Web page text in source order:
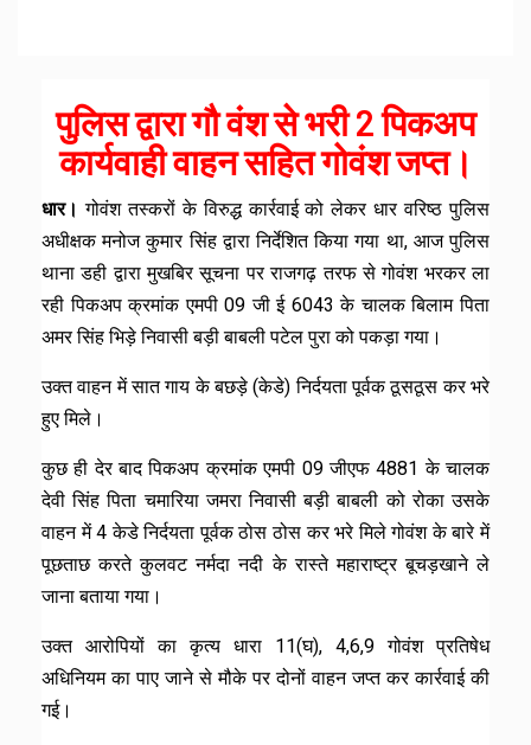
पुलिस द्वारा गौ वंश से भरी 2 पिकअप
कार्यवाही वाहन सहित गोवंश जप्त।
धार। गोवंश तस्करों के विरुद्ध कार्रवाई को लेकर धार वरिष्ठ पुलिस
अधीक्षक मनोज कुमार सिंह द्वारा निर्देशित किया गया था, आज पुलिस
थाना डही द्वारा मुखबिर सूचना पर राजगढ़ तरफ से गोवंश भरकर ला
रही पिकअप क्रमांक एमपी 09 जी ई 6043 के चालक बिलाम पिता
अमर सिंह भिड़े निवासी बड़ी बाबली पटेल पुरा को पकड़ा गया।
उक्त वाहन में सात गाय के बछड़े (केडे) निर्दयता पूर्वक ठूसठूस कर भरे
हुए मिले।
कुछ ही देर बाद पिकअप क्रमांक एमपी 09 जीएफ 4881 के चालक
देवी सिंह पिता चमारिया जमरा निवासी बड़ी बाबली को रोका उसके
वाहन में 4 केडे निर्दयता पूर्वक ठोस ठोस कर भरे मिले गोवंश के बारे में
पूछताछ करते कुलवट नर्मदा नदी के रास्ते महाराष्ट्र बूचड़खाने ले
जाना बताया गया।
उक्त आरोपियों का कृत्य धारा 11(घ), 4,6,9 गोवंश प्रतिषेध
अधिनियम का पाए जाने से मौके पर दोनों वाहन जप्त कर कार्रवाई की
गई।